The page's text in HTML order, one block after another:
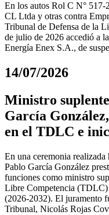
En los autos Rol C N° 517-
CL Ltda y otras contra
Tribunal de Defensa de la
de julio de 2026 accedió a
Energía Enex S.A., de
14/07/2026
Ministro
García
en el TDLC e
En una ceremonia
Pablo García González
funciones como ministro
Libre Competencia (TDLC)
(2026-2032). El juramento
Tribunal, Nicolás Rojas